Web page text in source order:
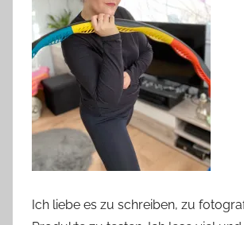
Ich liebe es zu schreiben, zu